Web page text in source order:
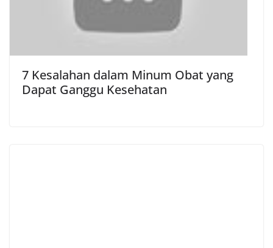
7 Kesalahan dalam Minum Obat yang
Dapat Ganggu Kesehatan